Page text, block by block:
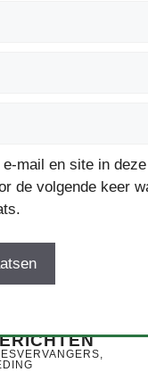
mail en site in
de volgende keer